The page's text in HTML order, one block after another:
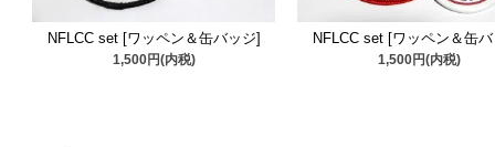
NFLCC set [ワッペン＆缶バッジ]
1,500円(内税)
NFLCC set [ワッペン＆缶
1,500円(内税)